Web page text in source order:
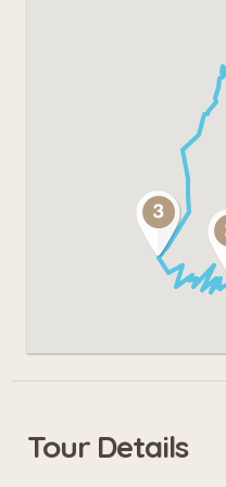
Par beau temps,
lac Léman depuis
En descendant
vous croiserez
servi de tour de
Tour Details